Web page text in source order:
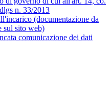
n. 33/2013
(documentazione da
sul sito web)
comunicazione dei dati